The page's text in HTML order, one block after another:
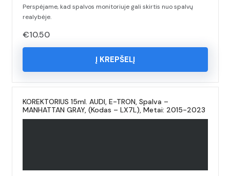
Perspėjame, kad spalvos monitoriuje gali skirtis nuo spalvų
realybėje.
€10.50
Į KREPŠELĮ
KOREKTORIUS 15ml. AUDI, E-TRON, Spalva –
MANHATTAN GRAY, (Kodas – LX7L), Metai: 2015-2023